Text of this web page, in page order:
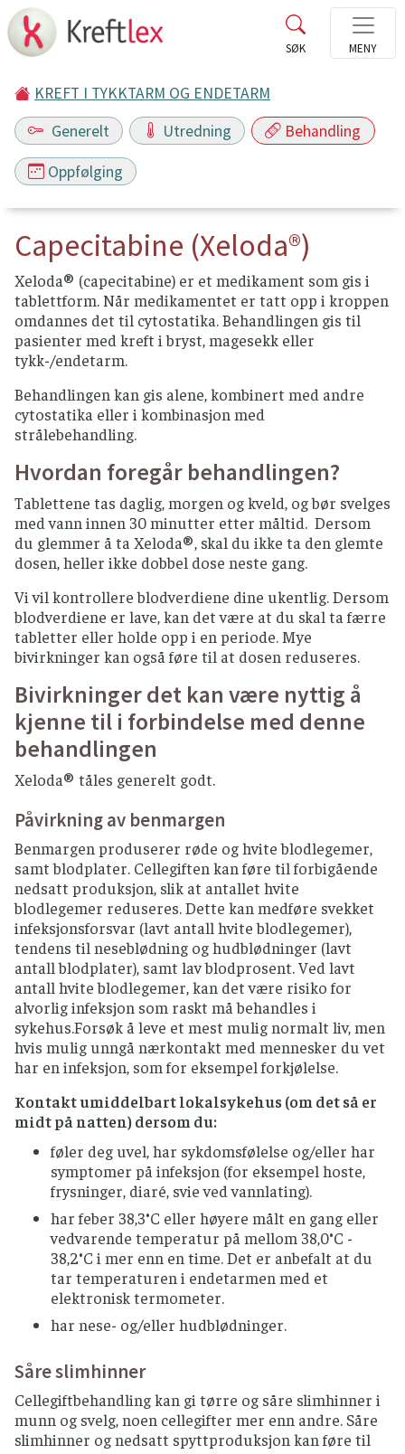
KREFT I TYKKTARM OG ENDETARM
Generelt
Utredning Behandling
Oppfølging
Capecitabine (Xeloda®)
Xeloda® (capecitabine) er et medikament som gis i
tablettform. Når medikamentet er tatt opp i kroppen
omdannes det til cytostatika. Behandlingen gis til
pasienter med kreft i bryst, magesekk eller
tykk-/endetarm.
Behandlingen kan gis alene, kombinert med andre
cytostatika eller i kombinasjon med
strålebehandling.
Hvordan foregår behandlingen?
Tablettene tas daglig, morgen og kveld, og bør svelges
med vann innen 30 minutter etter måltid. Dersom
du glemmer å ta Xeloda®, skal du ikke ta den glemte
dosen, heller ikke dobbel dose neste gang.
Vi vil kontrollere blodverdiene dine ukentlig. Dersom
blodverdiene er lave, kan det være at du skal ta færre
tabletter eller holde opp i en periode. Mye
bivirkninger kan også føre til at dosen reduseres.
Bivirkninger det kan være nyttig å
kjenne til i forbindelse med denne
behandlingen
Xeloda® tåles generelt godt.
Påvirkning av benmargen
Benmargen produserer røde og hvite blodlegemer,
samt blodplater. Cellegiften kan føre til forbigående
nedsatt produksjon, slik at antallet hvite
blodlegemer reduseres. Dette kan medføre svekket
infeksjonsforsvar (lavt antall hvite blodlegemer),
tendens til neseblødning og hudblødninger (lavt
antall blodplater), samt lav blodprosent. Ved lavt
antall hvite blodlegemer, kan det være risiko for
alvorlig infeksjon som raskt må behandles i
sykehus.Forsøk å leve et mest mulig normalt liv, men
hvis mulig unngå nærkontakt med mennesker du vet
har en infeksjon, som for eksempel forkjølelse.
Kontakt umiddelbart lokalsykehus (om det så er
midt på natten) dersom du:
føler deg uvel, har sykdomsfølelse og/eller har
symptomer på infeksjon (for eksempel hoste,
frysninger, diaré, svie ved vannlating).
har feber 38,3°C eller høyere målt en gang eller
vedvarende temperatur på mellom 38,0°C -
38,2°C i mer enn en time. Det er anbefalt at du
tar temperaturen i endetarmen med et
elektronisk termometer.
har nese- og/eller hudblødninger.
Såre slimhinner
Cellegiftbehandling kan gi tørre og såre slimhinner i
munn og svelg, noen cellegifter mer enn andre. Såre
slimhinner og nedsatt spyttproduksjon kan føre til